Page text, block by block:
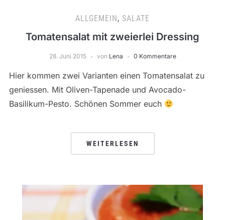
ALLGEMEIN, SALATE
Tomatensalat mit zweierlei Dressing
28. Juni 2015 von Lena 0 Kommentare
Hier kommen zwei Varianten einen Tomatensalat zu
geniessen. Mit Oliven-Tapenade und Avocado-
Basilikum-Pesto. Schönen Sommer euch
WEITERLESEN